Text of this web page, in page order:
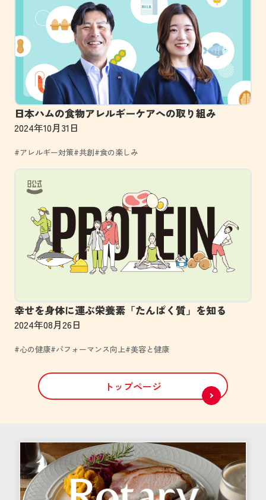
日本ハムの食物アレルギーケアへの取り組み
2024年10月31日
#アレルギー対策#共創#食の楽しみ
幸せを身体に運ぶ栄養素「たんぱく質」を知る
2024年08月26日
#心の健康#パフォーマンス向上#美容と健康
トップページ